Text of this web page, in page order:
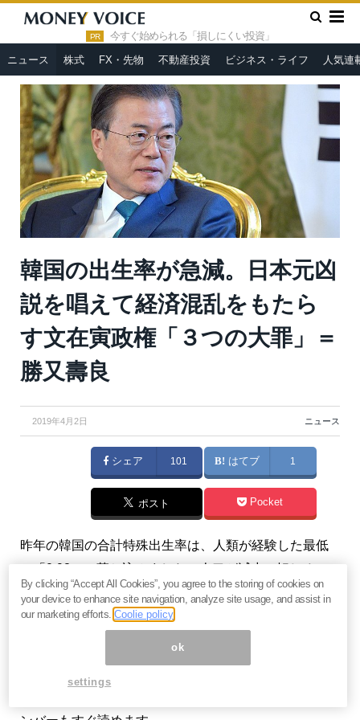
PR 今すぐ始められる「損しにくい投資」
ニュース 株式 FX・先物 不動産投資 ビジネス・ライフ 人気連
HOME » ニュース »
韓国の出生率が急減。日本元凶説を唱えて
経済混乱をもたらす文在寅政権「３つの大罪」＝勝又壽良
韓国の出生率が急減。日本元凶
説を唱えて経済混乱をもたら
す文在寅政権「３つの大罪」＝
勝又壽良
2019年4月2日 ニュース
シェア 101 はてブ 1
ポスト Pocket
昨年の韓国の合計特殊出生率は、人類が経験した最低
の「0.98」に落ち込みました。人口が減少に転じるこ
とは国家の構成要因の1つに黄信号が出たことになりま
す。（『勝又壽良の経済時評
勝又壽良の経済時評
By clicking “Accept All Cookies”, you agree to the storing of cookies on
your device to enhance site navigation, analyze site usage, and assist in
our marketing efforts.Coolie policy
ok
settings